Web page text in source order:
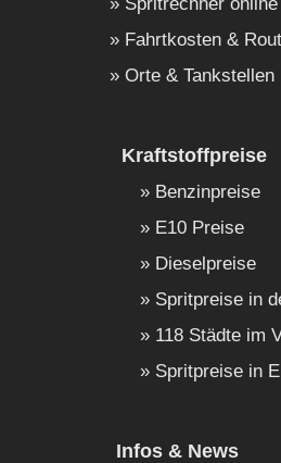
Fahrtkosten &
Orte & Tankstellen
Kraftstoffpreise
Benzinpreise
E10 Preise
Dieselpreise
Spritpreise in
118 Städte im
Spritpreise in
Infos & News